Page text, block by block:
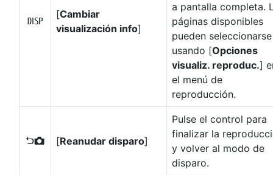
M
[Cambiar
visualización info]
a pantalla completa.
páginas disponibles
pueden seleccionarse
usando [Opciones
visualiz. reproduc.]
el menú de
reproducción.
P [Reanudar disparo]
Pulse el control para
finalizar la
y volver al modo de
disparo.